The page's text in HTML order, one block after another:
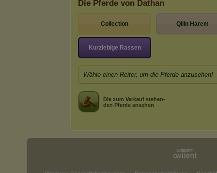
Die Pferde von Dathan
Collection Qilin Harem
Kurzlebige Rassen
Wähle einen Reiter, um die Pferde anzusehen!
Die zum Verkauf stehen-
den Pferde ansehen